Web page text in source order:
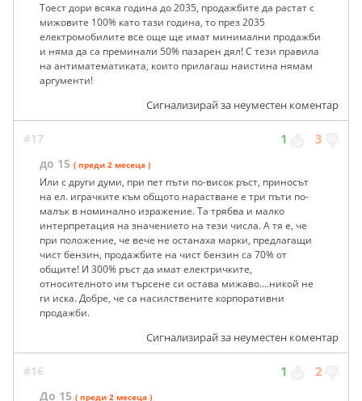
Тоест дори всяка година до 2035, продажбите да растат с
мижовите 100% като тази година, то през 2035
електромобилите все още ще имат минимални продажби
и няма да са преминали 50% пазарен дял! С тези правила
на антиматематиката, които прилагаш наистина нямам
аргументи!
Сигнализирай за неуместен коментар
#17 1 3
до 15 ( преди 2 месеца )
Или с други думи, при пет пъти по-висок ръст, приносът
на ел. играчките към общото нарастване е три пъти по-
малък в номинално изражение. Та трябва и малко
интерпретация на значението на тези числа. А тя е, че
при положение, че вече не останаха марки, предлагащи
чист бензин, продажбите на чист бензин са 70% от
общите! И 300% ръст да имат електричките,
относителното им търсене си остава мижаво....никой не
ги иска. Добре, че са насилствените корпоративни
продажби.
Сигнализирай за неуместен коментар
#16 1 2
До 15 ( преди 2 месеца )